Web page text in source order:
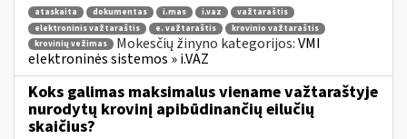
ataskaita dokumentas i.mas i.vaz
važtaraštis
elektroninis važtaraštis
e. važtaraštis
krovinio važtaraštis
krovinių vežimas
Mokesčių žinyno kategorijos:VMI
elektroninės sistemos » i.VAZ
Koks galimas maksimalus viename važtaraštyje
nurodytų krovinį apibūdinančių eilučių
skaičius?